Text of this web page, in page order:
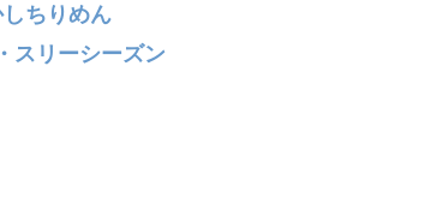
ちりめん
スリーシーズン